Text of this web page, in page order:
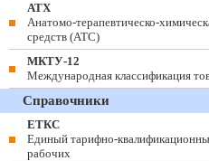
АТХ
Анатомо-терапевтическо-
средств (ATC)
МКТУ-12
Международная классификация
Справочники
ЕТКС
Единый тарифно-
рабочих